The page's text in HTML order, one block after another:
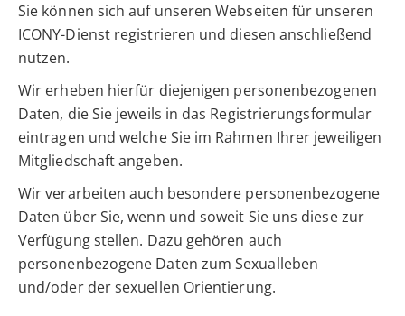
Sie können sich auf unseren Webseiten für unseren
ICONY-Dienst registrieren und diesen anschließend
nutzen.
Wir erheben hierfür diejenigen personenbezogenen
Daten, die Sie jeweils in das Registrierungsformular
eintragen und welche Sie im Rahmen Ihrer jeweiligen
Mitgliedschaft angeben.
Wir verarbeiten auch besondere personenbezogene
Daten über Sie, wenn und soweit Sie uns diese zur
Verfügung stellen. Dazu gehören auch
personenbezogene Daten zum Sexualleben
und/oder der sexuellen Orientierung.